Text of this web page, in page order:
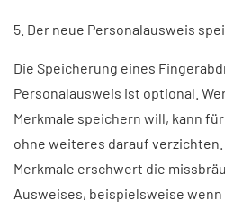
5. Der neue Personalausweis
Die Speicherung eines
Personalausweis ist optional.
Merkmale speichern will, kann
ohne weiteres darauf
Merkmale erschwert die
Ausweises, beispielsweise